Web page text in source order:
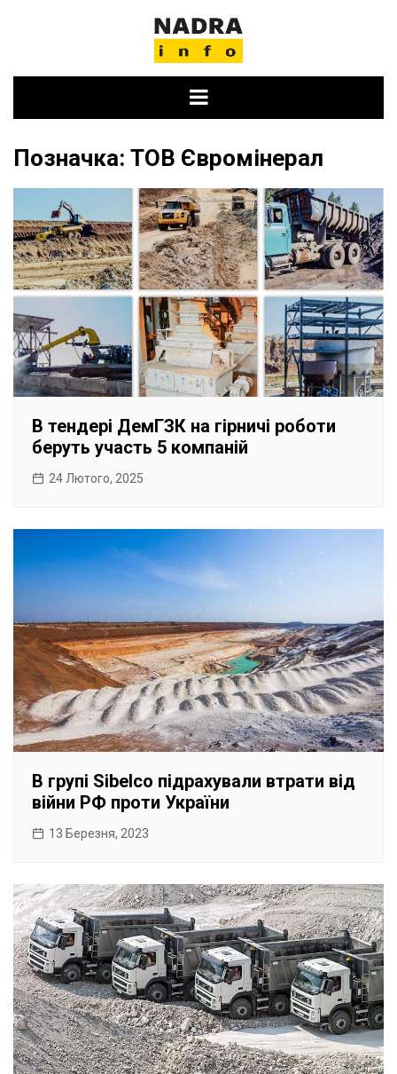
Позначка: ТОВ Євромінерал
В тендері ДемГЗК на гірничі роботи
беруть участь 5 компаній
24 Лютого, 2025
В групі Sibelco підрахували втрати від
війни РФ проти України
13 Березня, 2023